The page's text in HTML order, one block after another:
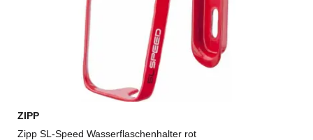
ZIPP
Zipp SL-Speed Wasserflaschenhalter rot